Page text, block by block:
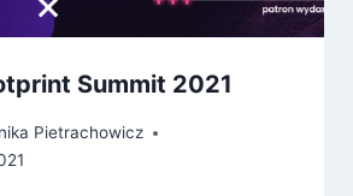
Summit 2021
Pietrachowicz